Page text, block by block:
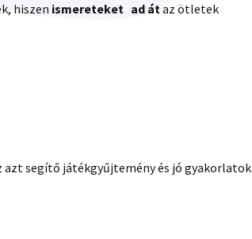
hiszen ismereteket ad átaz ötletek
azt segítő játékgyűjtemény és jó gyakorlatok